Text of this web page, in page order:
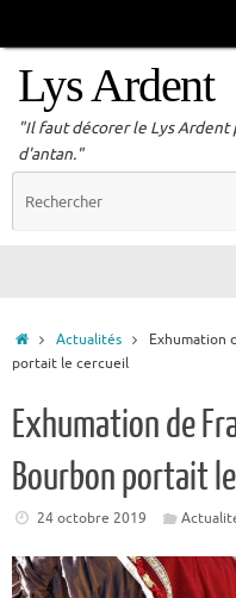
Lys Ardent
"Il faut décorer le Lys Ardent
d'antan."
Accueil
Actualités
Exhumation
portait le cercueil
Exhumation de
Bourbon portait
24 octobre 2019